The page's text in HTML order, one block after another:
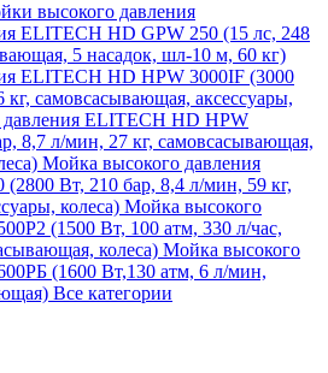
высокого давления
ELITECH HD GPW 250 (15 лс, 248
5 насадок, шл-10 м, 60 кг)
ELITECH HD HPW 3000IF (3000
самовсасывающая, аксессуары,
ELITECH HD HPW
8,7 л/мин, 27 кг, самовсасывающая,
Мойка высокого давления
Вт, 210 бар, 8,4 л/мин, 59 кг,
колеса) Мойка высокого
(1500 Вт, 100 атм, 330 л/час,
колеса) Мойка высокого
(1600 Вт,130 атм, 6 л/мин,
Все категории